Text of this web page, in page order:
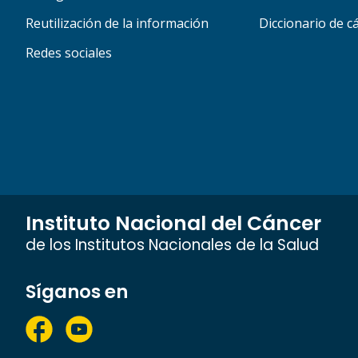
Reutilización de la información
Redes sociales
Diccionario de
Instituto Nacional del Cáncer
de los Institutos Nacionales de la Salud
Síganos en